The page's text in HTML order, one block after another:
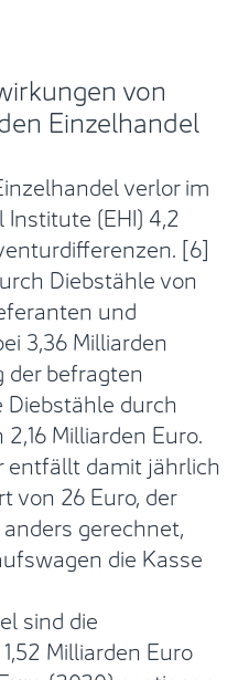
von
Einzelhandel
verlor im
(EHI) 4,2
[6]
Diebstähle von
und
3,36 Milliarden
der befragten
durch
Milliarden Euro.
entfällt damit jährlich
von 26 Euro, der
gerechnet,
die Kasse
sind die
Milliarden Euro